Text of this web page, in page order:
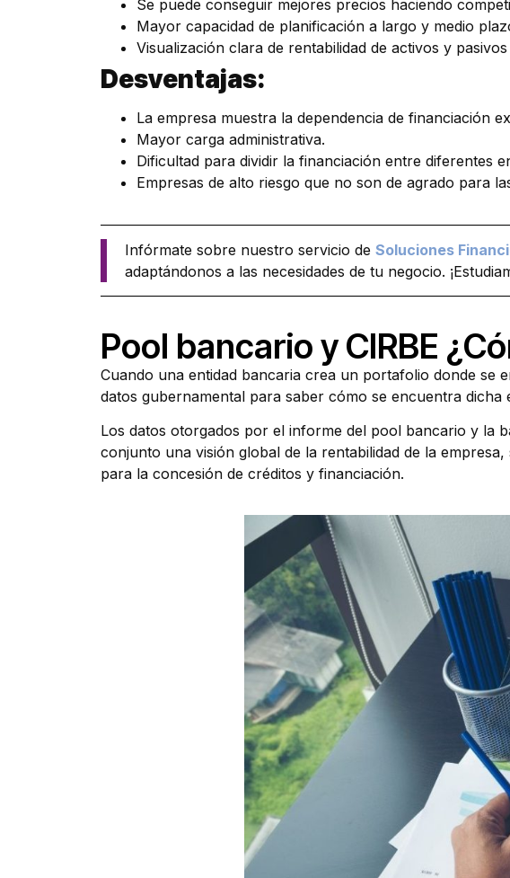
Se puede conseguir mejores precios haciendo
Mayor capacidad de planificación a largo y medio
Visualización clara de rentabilidad de activos y
Desventajas:
La empresa muestra la dependencia de financiación
Mayor carga administrativa.
Dificultad para dividir la financiación entre diferentes
Empresas de alto riesgo que no son de agrado para
Infórmate sobre nuestro servicio de Soluciones
adaptándonos a las necesidades de tu negocio.
Pool bancario y CIRBE
Cuando una entidad bancaria crea un portafolio donde se
datos gubernamental para saber cómo se encuentra dicha
Los datos otorgados por el informe del pool bancario y la
conjunto una visión global de la rentabilidad de la
para la concesión de créditos y financiación.